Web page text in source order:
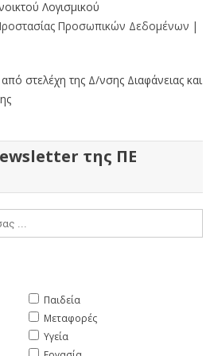
Λογισμικού
Προσωπικών Δεδομένων |
στελέχη της Δ/νσης Διαφάνειας και
της ΠΕ
Παιδεία
Μεταφορές
Υγεία